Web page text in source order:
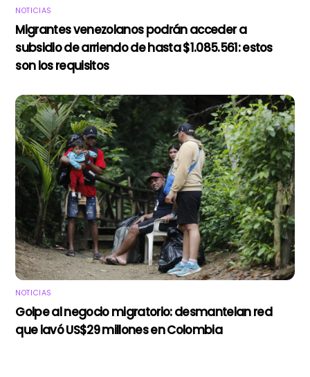
NOTICIAS
Migrantes venezolanos podrán acceder a
subsidio de arriendo de hasta $1.085.561: estos
son los requisitos
NOTICIAS
Golpe al negocio migratorio: desmantelan red
que lavó US$29 millones en Colombia